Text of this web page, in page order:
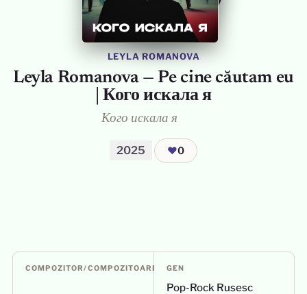
LEYLA ROMANOVA
Leyla Romanova — Pe cine căutam eu
| Кого искала я
Кого искала я
2025 ❤0
COMPOZITOR/COMPOZITOARE GEN
Pop-Rock Rusesc